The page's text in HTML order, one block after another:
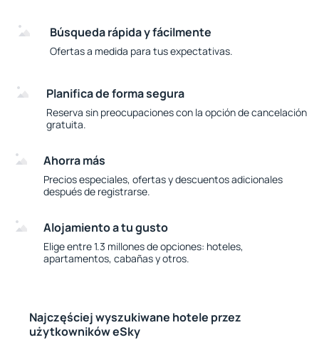
Búsqueda rápida y fácilmente
Ofertas a medida para tus expectativas.
Planifica de forma segura
Reserva sin preocupaciones con la opción de cancelación
gratuita.
Ahorra más
Precios especiales, ofertas y descuentos adicionales
después de registrarse.
Alojamiento a tu gusto
Elige entre 1.3 millones de opciones: hoteles,
apartamentos, cabañas y otros.
Najczęściej wyszukiwane hotele przez
użytkowników eSky